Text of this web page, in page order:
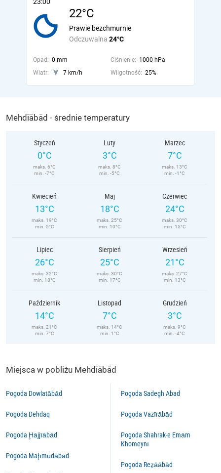
22°C
Odczuwalna 24°C
Prawie bezchmurnie
Opad: 0 mm Ciśnienie: 1000 hPa
Wiatr:
7 km/h Wilgotność: 25%
Mehdīābād - średnie temperatury
Styczeń
0°C
maks. 6°C
min. -7°C
Luty
3°C
maks. 8°C
min. -5°C
Marzec
7°C
maks. 13°C
min. -1°C
Kwiecień
13°C
maks. 19°C
min. 5°C
Maj
18°C
maks. 25°C
min. 10°C
Czerwiec
24°C
maks. 30°C
min. 15°C
Lipiec
26°C
maks. 32°C
min. 18°C
Sierpień
25°C
maks. 30°C
min. 17°C
Wrzesień
21°C
maks. 27°C
min. 13°C
Październik
14°C
maks. 21°C
min. 7°C
Listopad
7°C
maks. 14°C
min. 1°C
Grudzień
3°C
maks. 9°C
min. -4°C
Miejsca w pobliżu Mehdīābād
Pogoda Dowlatābād
Pogoda Dehdaq
Pogoda Ḩājjīābād
Pogoda Maḩmūdābād
Pogoda Sadegh Abad
Pogoda Vazīrābād
Pogoda Shahrak-e Emām
Khomeynī
Pogoda Reẕāābād